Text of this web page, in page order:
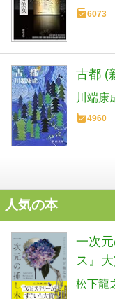
6073
古都 (
川端康
4960
人気の本
一次
ス』
松下龍